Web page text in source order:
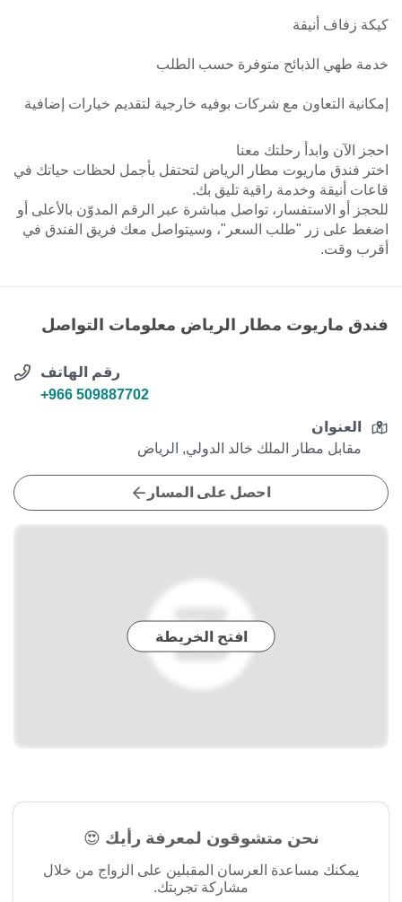
كيكة زفاف أنيقة
خدمة طهي الذبائح متوفرة حسب الطلب
إمكانية التعاون مع شركات بوفيه خارجية لتقديم خيارات إضافية
احجز الآن وابدأ رحلتك معنا
اختر فندق ماريوت مطار الرياض لتحتفل بأجمل لحظات حياتك في
قاعات أنيقة وخدمة راقية تليق بك.
للحجز أو الاستفسار، تواصل مباشرة عبر الرقم المدوّن بالأعلى أو
اضغط على زر "طلب السعر"، وسيتواصل معك فريق الفندق في
أقرب وقت.
فندق ماريوت مطار الرياض معلومات التواصل
رقم الهاتف
+966 509887702
العنوان
مقابل مطار الملك خالد الدولي, الرياض
احصل على المسار
افتح الخريطة
نحن متشوقون لمعرفة رأيك 😍
يمكنك مساعدة العرسان المقبلين على الزواج من خلال
مشاركة تجربتك.